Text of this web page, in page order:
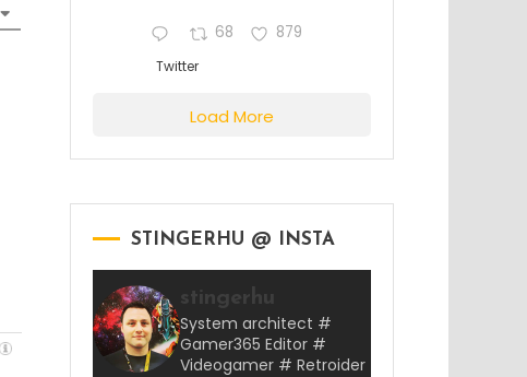
68 879
Twitter
Load More
STINGERHU @ INSTA
stingerhu
System architect #
Gamer365 Editor #
Videogamer # Retroider